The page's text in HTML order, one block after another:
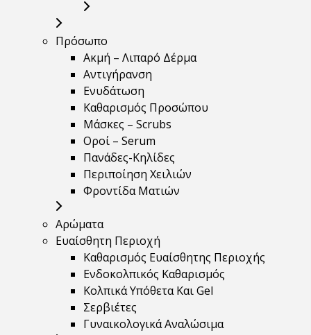
Πρόσωπο
Ακμή – Λιπαρό Δέρμα
Αντιγήρανση
Ενυδάτωση
Καθαρισμός Προσώπου
Μάσκες – Scrubs
Οροί – Serum
Πανάδες-Κηλίδες
Περιποίηση Χειλιών
Φροντίδα Ματιών
Αρώματα
Ευαίσθητη Περιοχή
Καθαρισμός Ευαίσθητης Περιοχής
Ενδοκολπικός Καθαρισμός
Κολπικά Υπόθετα Και Gel
Σερβιέτες
Γυναικολογικά Αναλώσιμα